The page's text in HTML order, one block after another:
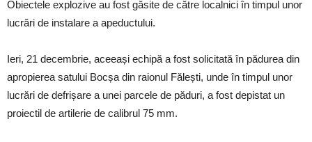
Obiectele explozive au fost găsite de către localnici în timpul unor
lucrări de instalare a apeductului.
Ieri, 21 decembrie, aceeași echipă a fost solicitată în pădurea din
apropierea satului Bocșa din raionul Fălești, unde în timpul unor
lucrări de defrișare a unei parcele de păduri, a fost depistat un
proiectil de artilerie de calibrul 75 mm.